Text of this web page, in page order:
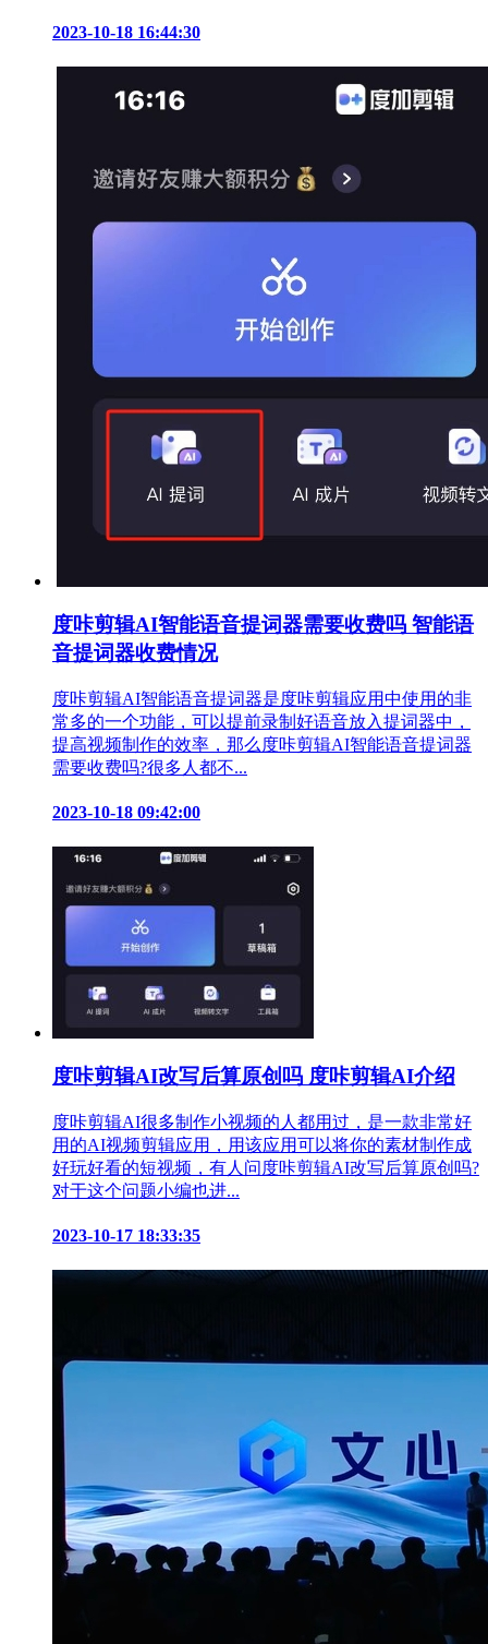
2023-10-18 16:44:30
度咔剪辑AI智能语音提词器需要收费吗 智能语
音提词器收费情况
度咔剪辑AI智能语音提词器是度咔剪辑应用中使用的非
常多的一个功能，可以提前录制好语音放入提词器中，
提高视频制作的效率，那么度咔剪辑AI智能语音提词器
需要收费吗?很多人都不...
2023-10-18 09:42:00
度咔剪辑AI改写后算原创吗 度咔剪辑AI介绍
度咔剪辑AI很多制作小视频的人都用过，是一款非常好
用的AI视频剪辑应用，用该应用可以将你的素材制作成
好玩好看的短视频，有人问度咔剪辑AI改写后算原创吗?
对于这个问题小编也进...
2023-10-17 18:33:35